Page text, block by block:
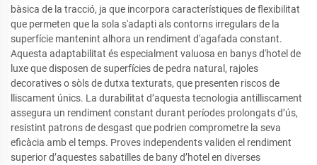
bàsica de la tracció, ja que incorpora característiques de flexibilitat
que permeten que la sola s'adapti als contorns irregulars de la
superfície mantenint alhora un rendiment d'agafada constant.
Aquesta adaptabilitat és especialment valuosa en banys d'hotel de
luxe que disposen de superfícies de pedra natural, rajoles
decoratives o sòls de dutxa texturats, que presenten riscos de
lliscament únics. La durabilitat d’aquesta tecnologia antilliscament
assegura un rendiment constant durant períodes prolongats d’ús,
resistint patrons de desgast que podrien comprometre la seva
eficàcia amb el temps. Proves independents validen el rendiment
superior d’aquestes sabatilles de bany d’hotel en diverses